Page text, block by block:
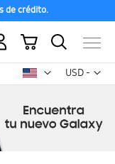
de crédito.
USD -
dólar
Mi carrito